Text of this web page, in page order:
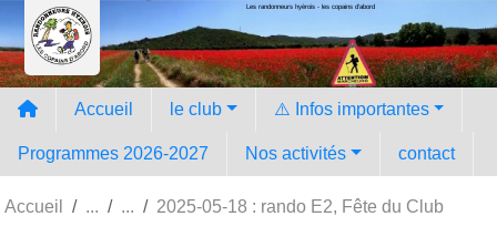
Les randonneurs hyèrois - les copains d'abord
Accueil le club ⚠️ Infos importantes
Programmes 2026-2027 Nos activités contact
Accueil 2025-05-18 : rando E2, Fête du Club
Panneau de gestion des cookies